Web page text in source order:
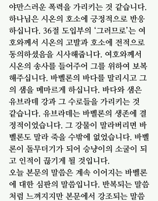
야만스러운 폭력을 가리키는 것 같습니다.
하나님은 시온의 호소에 긍정적으로 반응
하십니다. 36절 도입부의 ‘그러므로’는 여
호와께서 시온의 고발과 호소에 전적으로
동의하셨음을 시사해줍니다. 여호와께서
시온의 송사를 들어주어 그를 위하여 보복
해주십니다. 바벨론의 바다를 말리시고 그
의 샘을 메마르게 하십니다. 바다와 샘은
유브라데 강과 그 수로들을 가리키는 것
같습니다. 유브라데는 바벨론의 생존에 결
정적이었습니다. 그 강물이 말라버리면 바
벨론도 말라 죽을 수밖에 없었습니다. 바벨
론이 돌무더기가 되어 승냥이의 소굴이 되
고 인적이 끊기게 될 것입니다.
오늘 본문의 말씀은 계속 이어지는 바벨론
에 대한 심판의 말씀입니다. 반복되는 말씀
처럼 느껴지지만 본문에서 강조되는 말씀